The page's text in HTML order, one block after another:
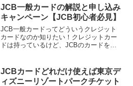
還元率に直すと10％還元ですJCBカー
ド...
JCB一般カードの解説と申し込み
キャンペーン【JCB初心者必見】
JCB一般カードってどういうクレジット
カードなのか知りたい！クレジットカー
ドは持っているけど、JCBのカードを申
と疑問に思っている方に向けて、今現在
のJCBカードはど...
JCBカードどれだけ使えば東京デ
ィズニーリゾートパークチケット